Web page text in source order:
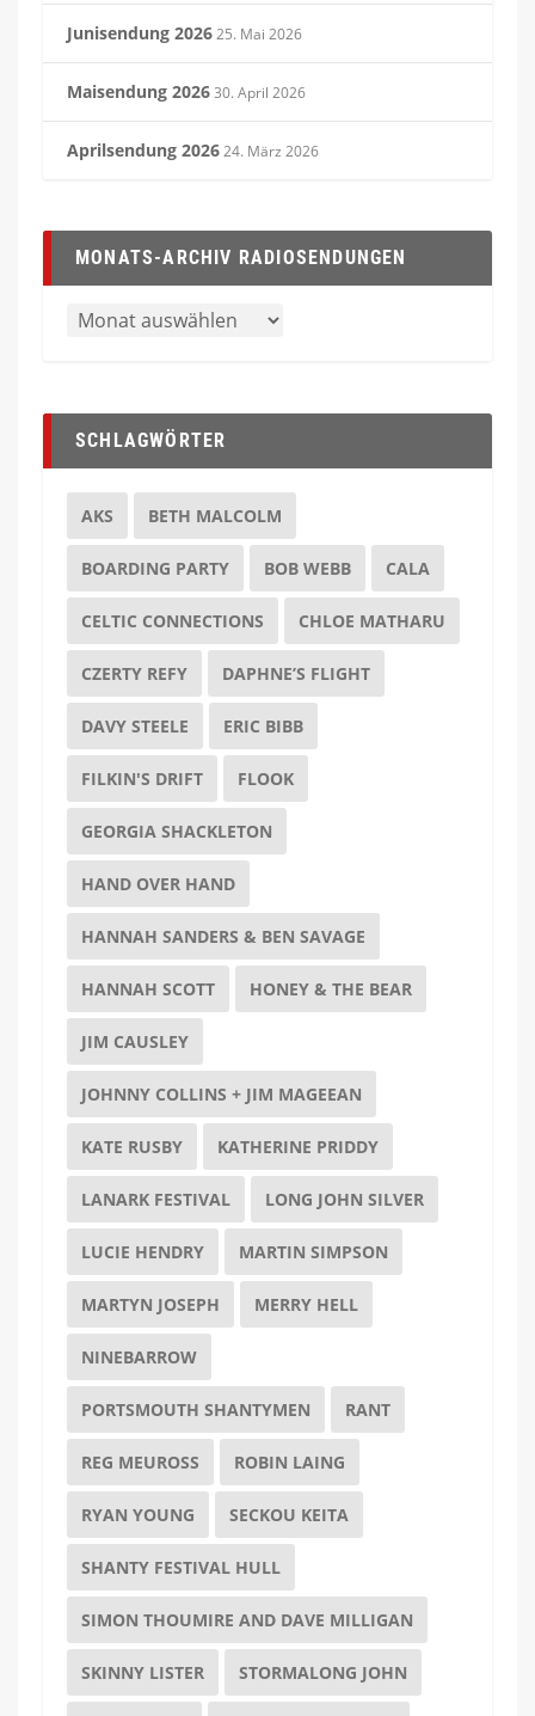
Junisendung 202625. Mai 2026
Maisendung 202630. April 2026
Aprilsendung 202624. März 2026
MONATS-ARCHIV RADIOSENDUNGEN
SCHLAGWÖRTER
AKS BETH MALCOLM
BOARDING PARTY BOB WEBB CALA
CELTIC CONNECTIONS CHLOE MATHARU
CZERTY REFY DAPHNE’S FLIGHT
DAVY STEELE ERIC BIBB
FILKIN'S DRIFT FLOOK
GEORGIA SHACKLETON
HAND OVER HAND
HANNAH SANDERS & BEN SAVAGE
HANNAH SCOTT HONEY & THE BEAR
JIM CAUSLEY
JOHNNY COLLINS + JIM MAGEEAN
KATE RUSBY KATHERINE PRIDDY
LANARK FESTIVAL LONG JOHN SILVER
LUCIE HENDRY MARTIN SIMPSON
MARTYN JOSEPH MERRY HELL
NINEBARROW
PORTSMOUTH SHANTYMEN RANT
REG MEUROSS ROBIN LAING
RYAN YOUNG SECKOU KEITA
SHANTY FESTIVAL HULL
SIMON THOUMIRE AND DAVE MILLIGAN
SKINNY LISTER STORMALONG JOHN